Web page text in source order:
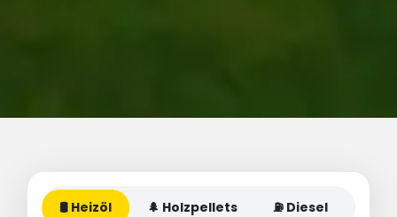
Heizöl Holzpellets Diesel